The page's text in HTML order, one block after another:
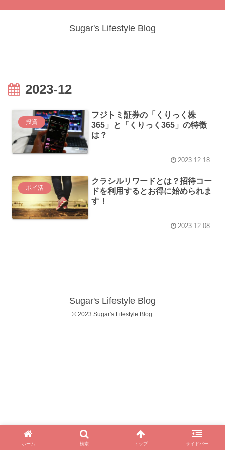
Sugar's Lifestyle Blog
2023-12
投資
フジトミ証券の「くりっく株
365」と「くりっく365」の特徴
は？
2023.12.18
ポイ活
クラシルリワードとは？招待コー
ドを利用するとお得に始められま
す！
2023.12.08
Sugar's Lifestyle Blog
© 2023 Sugar's Lifestyle Blog.
ホーム 検索 トップ サイドバー